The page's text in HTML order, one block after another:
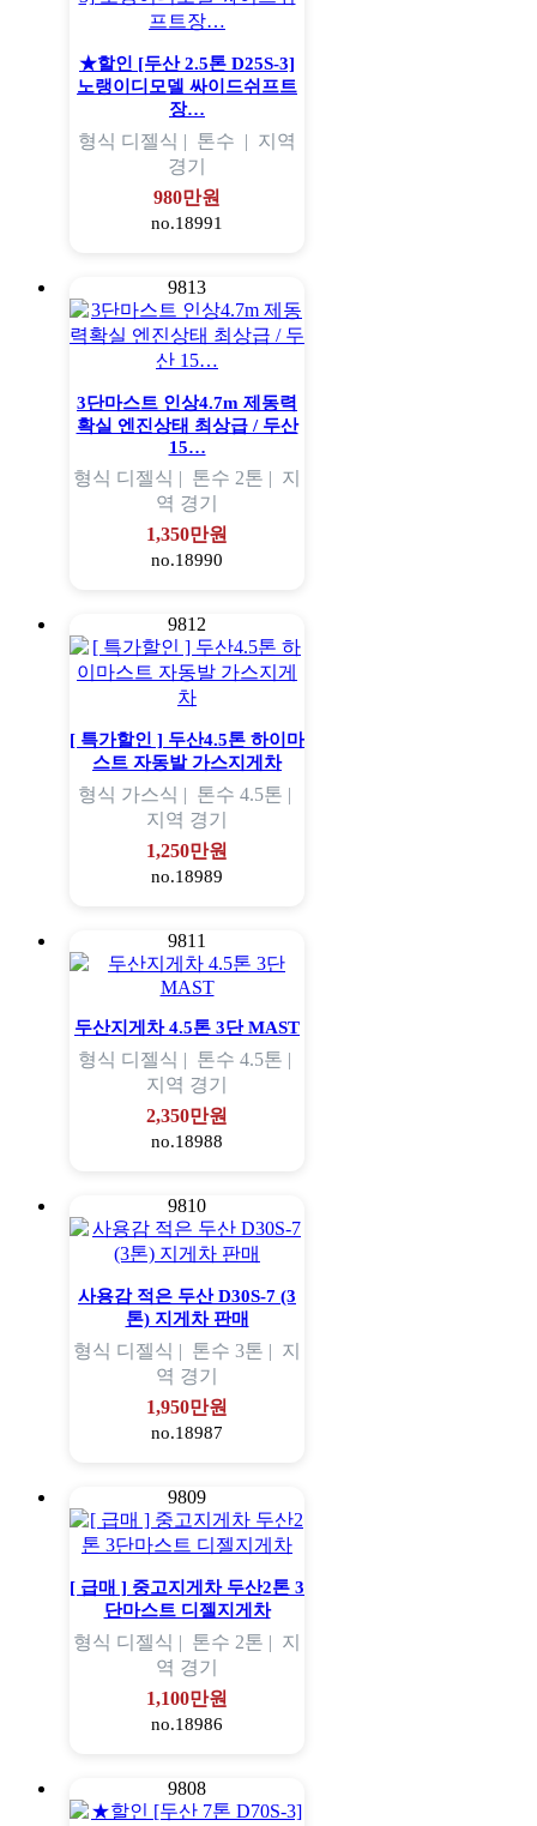
★할인 [두산 2.5톤 D25S-3]
노랭이디모델 싸이드쉬프트
장…
형식 디젤식 | 톤수 | 지역
경기
980만원
no.18991
9813
3단마스트 인상4.7m 제동력
확실 엔진상태 최상급 / 두산
15…
형식 디젤식 | 톤수 2톤 | 지
역 경기
1,350만원
no.18990
9812
[ 특가할인 ] 두산4.5톤 하이마
스트 자동발 가스지게차
형식 가스식 | 톤수 4.5톤 |
지역 경기
1,250만원
no.18989
9811
두산지게차 4.5톤 3단 MAST
형식 디젤식 | 톤수 4.5톤 |
지역 경기
2,350만원
no.18988
9810
사용감 적은 두산 D30S-7 (3
톤) 지게차 판매
형식 디젤식 | 톤수 3톤 | 지
역 경기
1,950만원
no.18987
9809
[ 급매 ] 중고지게차 두산2톤 3
단마스트 디젤지게차
형식 디젤식 | 톤수 2톤 | 지
역 경기
1,100만원
no.18986
9808